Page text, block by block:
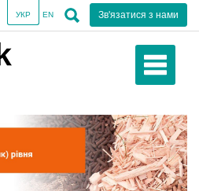
Зв'язатися з нами
УКР EN